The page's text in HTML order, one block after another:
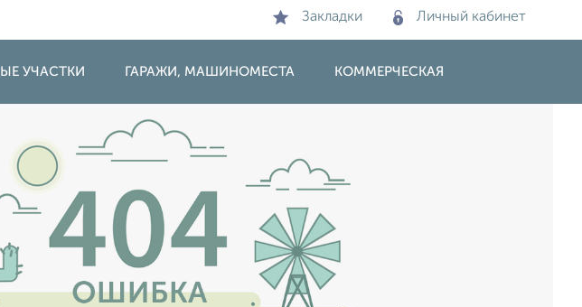
Закладки Личный кабинет
УЧАСТКИ ГАРАЖИ, МАШИНОМЕСТА КОММЕРЧЕСКАЯ